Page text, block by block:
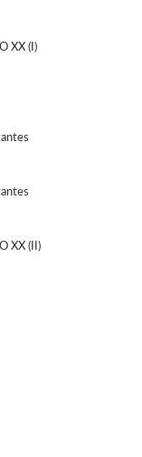
XX (I)
XX (II)